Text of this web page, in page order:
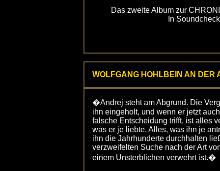
Das zweite Album zur
In
WOLFGANG HOHLBEIN AN DER
�Andrej steht am Abgrund. Die
ihn eingeholt, und wenn er jetzt
falsche Entscheidung trifft, ist alles
was er je liebte. Alles, was ihn je
ihn die Jahrhunderte durchhalten
verzweifelten Suche nach der Art
einem Unsterblichen verwehrt ist.�